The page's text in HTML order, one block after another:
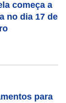
começa a
no dia 17 de
para